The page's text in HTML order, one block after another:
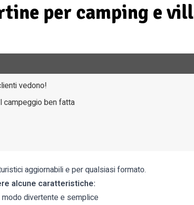
per camping e
vedono!
campeggio ben fatta
aggiornabili e per qualsiasi formato.
alcune caratteristiche:
divertente e semplice